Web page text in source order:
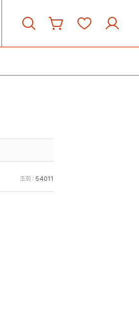
조회 : 54011